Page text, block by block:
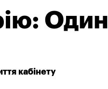
Один
кабінету